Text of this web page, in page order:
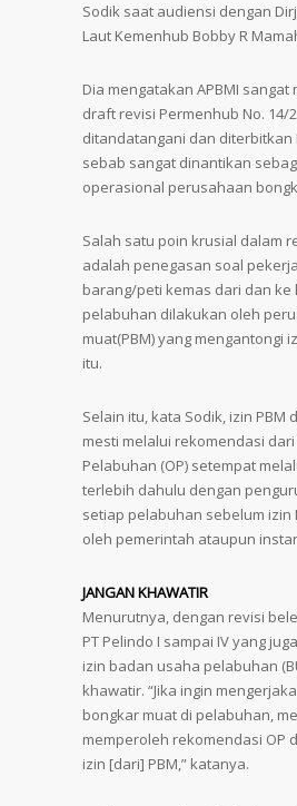
Sodik saat audiensi dengan
Laut Kemenhub Bobby R
Dia mengatakan APBMI
draft revisi Permenhub No. 14/
ditandatangani dan diterbitkan
sebab sangat dinantikan
operasional perusahaan
Salah satu poin krusial dalam
adalah penegasan soal
barang/peti kemas dari dan ke
pelabuhan dilakukan oleh
muat(PBM) yang mengantongi
itu.
Selain itu, kata Sodik, izin PBM
mesti melalui rekomendasi
Pelabuhan (OP) setempat
terlebih dahulu dengan
setiap pelabuhan sebelum izin
oleh pemerintah ataupun
JANGAN KHAWATIR
Menurutnya, dengan revisi
PT Pelindo I sampai IV yang
izin badan usaha pelabuhan
khawatir. “Jika ingin
bongkar muat di pelabuhan,
memperoleh rekomendasi OP
izin [dari] PBM,” katanya.